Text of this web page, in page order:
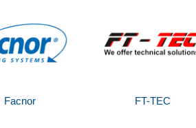
Facnor FT-TEC